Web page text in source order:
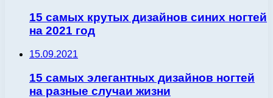
15 самых крутых дизайнов синих ногтей
на 2021 год
15.09.2021
15 самых элегантных дизайнов ногтей
на разные случаи жизни